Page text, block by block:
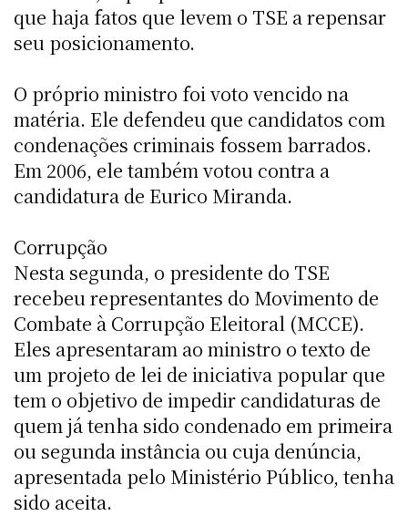
que haja fatos que levem o TSE a repensar
seu posicionamento.
O próprio ministro foi voto vencido na
matéria. Ele defendeu que candidatos com
condenações criminais fossem barrados.
Em 2006, ele também votou contra a
candidatura de Eurico Miranda.
Corrupção
Nesta segunda, o presidente do TSE
recebeu representantes do Movimento de
Combate à Corrupção Eleitoral (MCCE).
Eles apresentaram ao ministro o texto de
um projeto de lei de iniciativa popular que
tem o objetivo de impedir candidaturas de
quem já tenha sido condenado em primeira
ou segunda instância ou cuja denúncia,
apresentada pelo Ministério Público, tenha
sido aceita.